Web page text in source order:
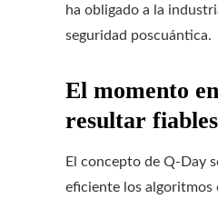
ha obligado a la
seguridad poscuántica.
El momento
resultar fiables
El concepto de Q-Day
eficiente los algoritmos